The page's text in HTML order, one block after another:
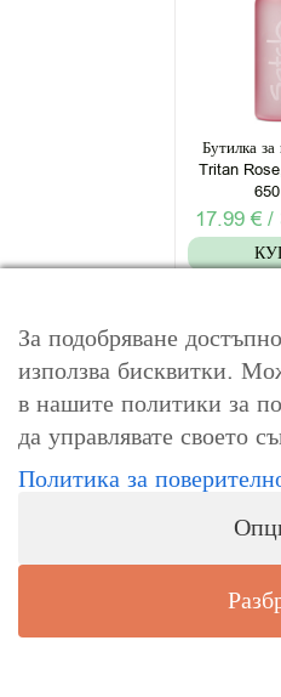
Бутилка
Tritan
17.99 € /
Допълнителни
ученическите
За подобряване
използва бисквитки.
в нашите политики за
да управлявате своето
Политика за